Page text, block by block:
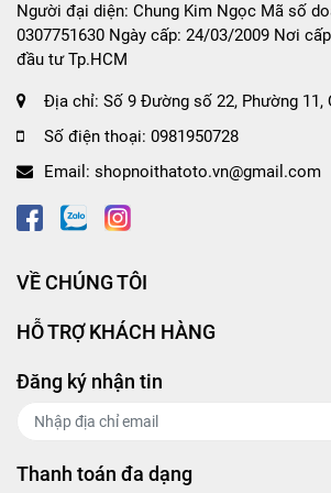
không đau nhức khi phải
đường dài.
Độ co dãn, giúp ôm vừa bao
phái, sang trọng và khẳng định
Thân thiện với môi trường,
gây hại đến người dùng.
Thiết kế phong phú, mới lạ
dòng xe, cho khách hàng sự lựa
không mất nhiều thời gian.
Size S: 35cm-36cm sử dụng cho xe
Size M: 37cm-38cm sử dụng cho
Size L: 39cm-40cm sử dụng cho xe
Người đại diện: Chung Kim Ngọc Mã số
0307751630 Ngày cấp: 24/03/2009 Nơi
đầu tư Tp.HCM
Địa chỉ: Số 9 Đường số 22, Phường 11,
Số điện thoại: 0981950728
Email: shopnoithatoto.vn@gmail.com
VỀ CHÚNG TÔI
HỖ TRỢ KHÁCH HÀNG
Đăng ký nhận tin
Thanh toán đa dạng